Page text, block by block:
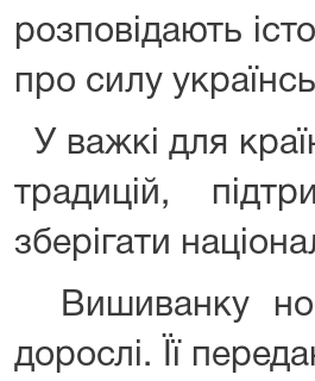
розповідають
про силу
У важкі для
традицій,
зберігати
Вишиванку
дорослі. Її